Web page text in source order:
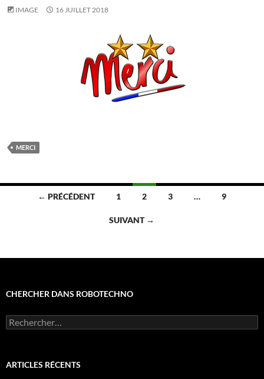
IMAGE 16 JUILLET 2018
MERCI
Navigation
← PRÉCÉDENT 1 2 3 … 9
SUIVANT →
CHERCHER DANS ROBOTECHNO
Rechercher :
ARTICLES RÉCENTS